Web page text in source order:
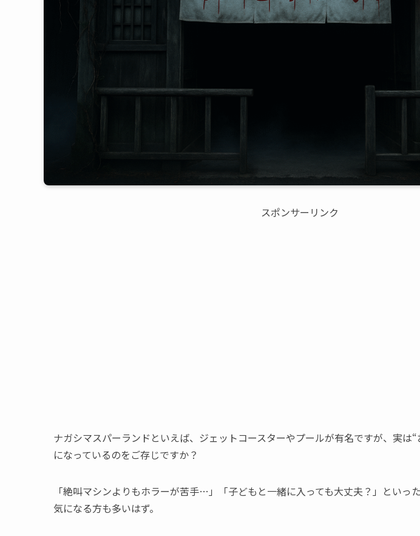
スポンサーリンク
ナガシマスパーランドといえば、ジェットコースターやプールが有名ですが、実は
になっているのをご存じですか？
「絶叫マシンよりもホラーが苦手…」「子どもと一緒に入っても大丈夫？」といっ
気になる方も多いはず。